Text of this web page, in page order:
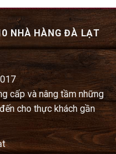
NHÀ HÀNG ĐÀ LẠT
cấp và nâng tầm những
cho thực khách gần